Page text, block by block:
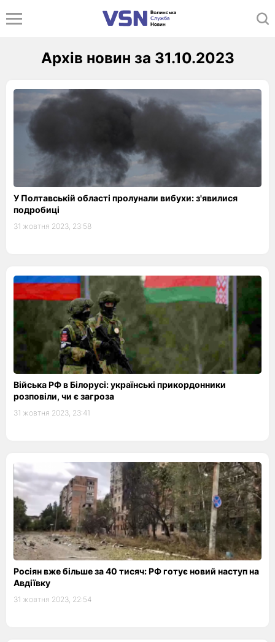
Архів новин за 31.10.2023
У Полтавській області пролунали вибухи: з'явилися
подробиці
31 жовтня 2023, 23:58
Війська РФ в Білорусі: українські прикордонники
розповіли, чи є загроза
31 жовтня 2023, 23:41
Росіян вже більше за 40 тисяч: РФ готує новий наступ на
Авдіївку
31 жовтня 2023, 22:54